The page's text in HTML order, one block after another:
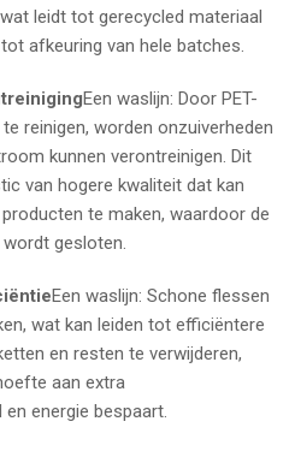
leidt tot gerecycled materiaal
afkeuring van hele batches.
Een waslijn: Door PET-
reinigen, worden onzuiverheden
kunnen verontreinigen. Dit
van hogere kwaliteit dat kan
te maken, waardoor de
gesloten.
Een waslijn: Schone flessen
wat kan leiden tot efficiëntere
en resten te verwijderen,
aan extra
energie bespaart.